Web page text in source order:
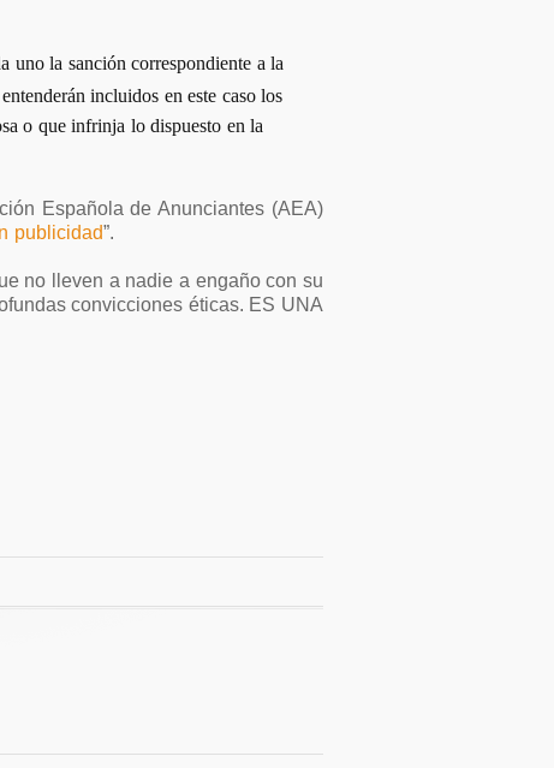
uno la sanción correspondiente a la
incluidos en este caso los
o que infrinja lo dispuesto en la
Española de Anunciantes (AEA)
publicidad”.
no lleven a nadie a engaño con su
convicciones éticas. ES UNA